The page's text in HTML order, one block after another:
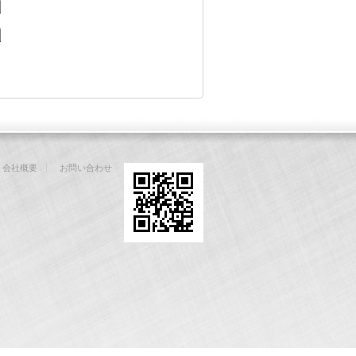
会社概要 お問い合わせ